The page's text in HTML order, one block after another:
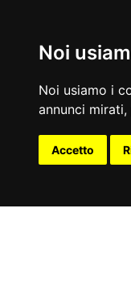
Noi
Noi usiamo i
annunci
Accetto